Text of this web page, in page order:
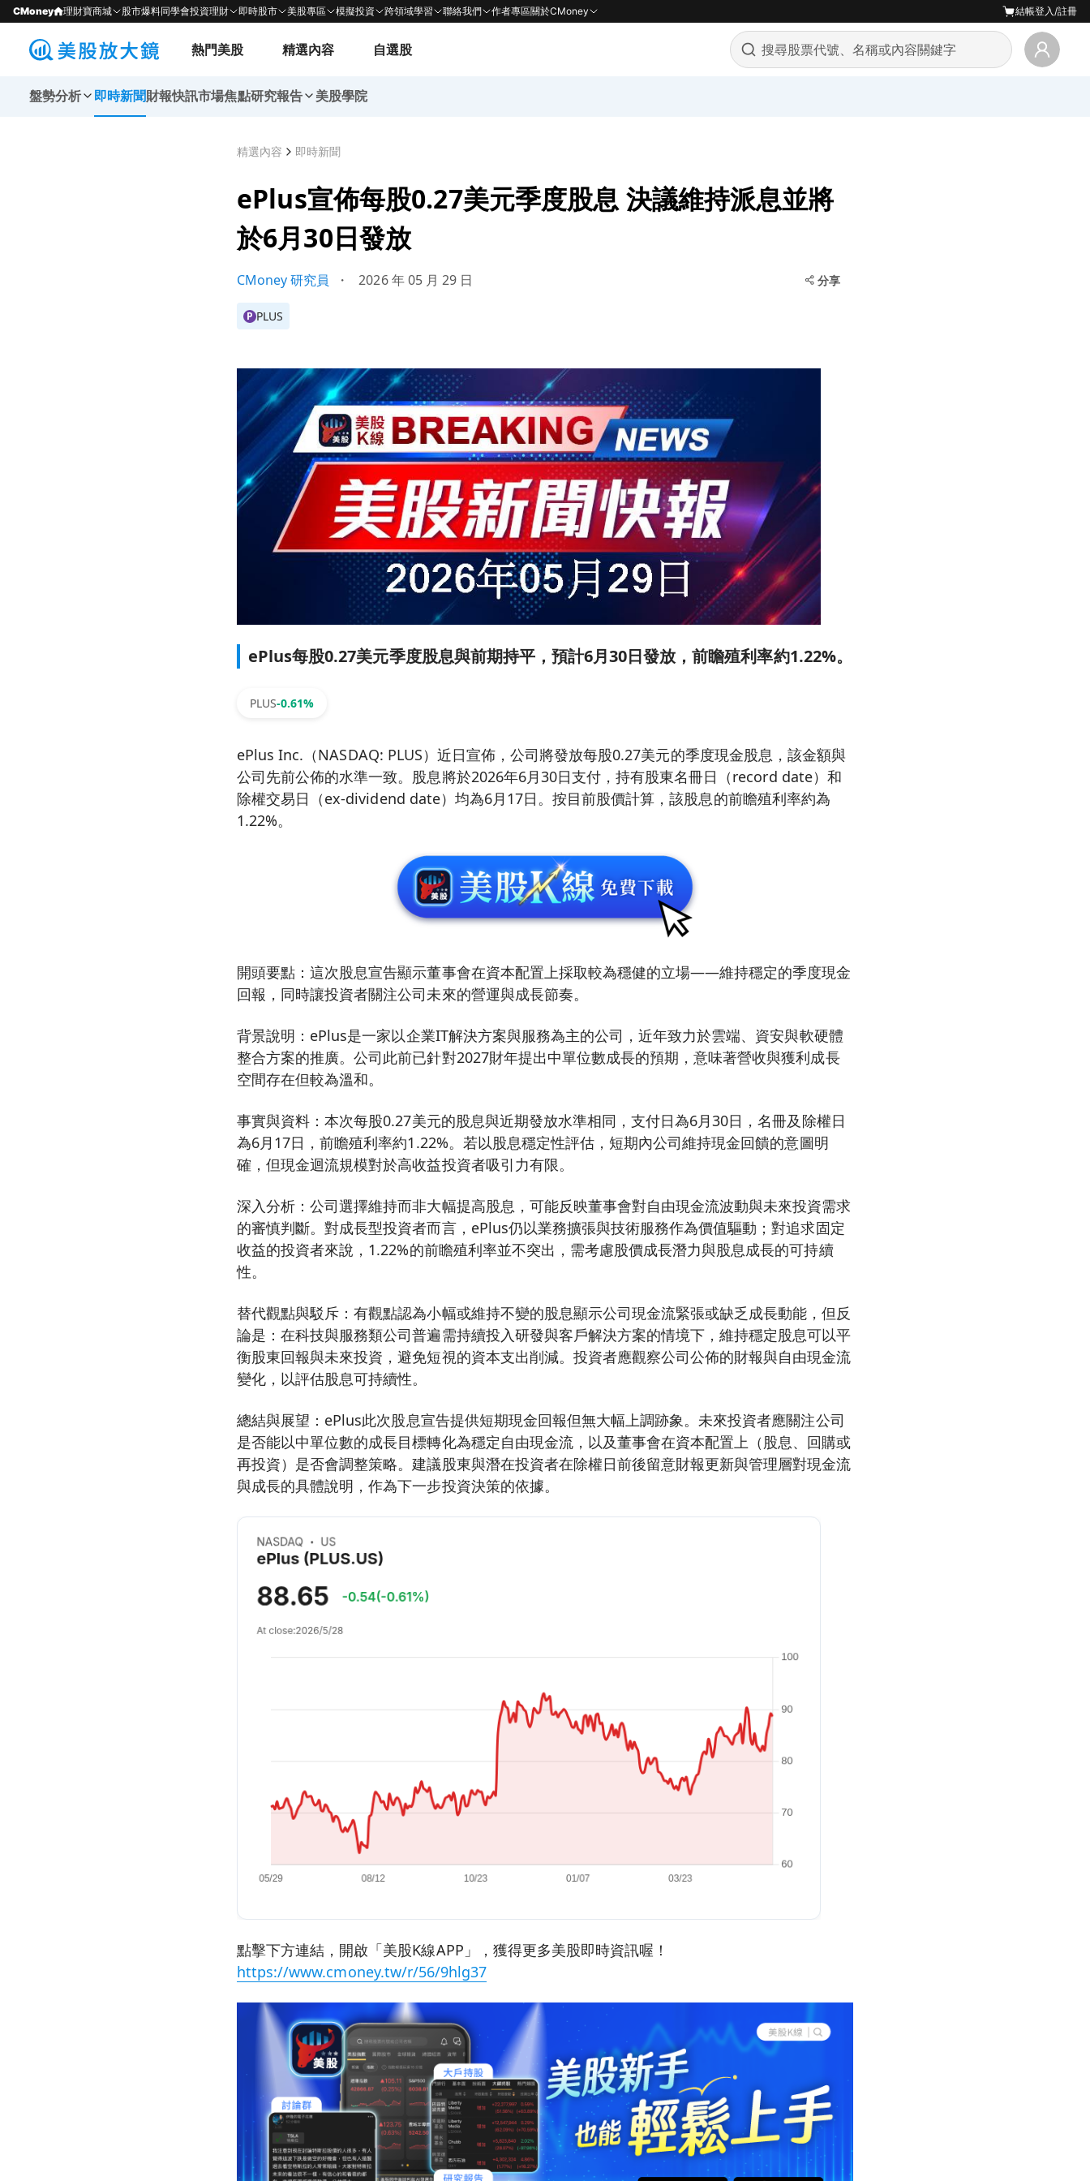
CMoney 理財寶商城 股市爆料同學會投資理財 即時股市 美股專區 模擬投資 跨領域學習 聯絡我們 作者專區關於CMoney 結帳登入/註冊
熱門美股 精選內容 自選股
盤勢分析 即時新聞財報快訊市場焦點研究報告 美股學院
精選內容 即時新聞
ePlus宣佈每股0.27美元季度股息 決議維持派息並將
於6月30日發放
CMoney 研究員 ・ 2026 年 05 月 29 日 分享
P PLUS
ePlus每股0.27美元季度股息與前期持平，預計6月30日發放，前瞻殖利率約1.22%。
PLUS-0.61%
ePlus Inc.（NASDAQ: PLUS）近日宣佈，公司將發放每股0.27美元的季度現金股息，該金額與
公司先前公佈的水準一致。股息將於2026年6月30日支付，持有股東名冊日（record date）和
除權交易日（ex-dividend date）均為6月17日。按目前股價計算，該股息的前瞻殖利率約為
1.22%。
開頭要點：這次股息宣告顯示董事會在資本配置上採取較為穩健的立場——維持穩定的季度現金
回報，同時讓投資者關注公司未來的營運與成長節奏。
背景說明：ePlus是一家以企業IT解決方案與服務為主的公司，近年致力於雲端、資安與軟硬體
整合方案的推廣。公司此前已針對2027財年提出中單位數成長的預期，意味著營收與獲利成長
空間存在但較為溫和。
事實與資料：本次每股0.27美元的股息與近期發放水準相同，支付日為6月30日，名冊及除權日
為6月17日，前瞻殖利率約1.22%。若以股息穩定性評估，短期內公司維持現金回饋的意圖明
確，但現金迴流規模對於高收益投資者吸引力有限。
深入分析：公司選擇維持而非大幅提高股息，可能反映董事會對自由現金流波動與未來投資需求
的審慎判斷。對成長型投資者而言，ePlus仍以業務擴張與技術服務作為價值驅動；對追求固定
收益的投資者來說，1.22%的前瞻殖利率並不突出，需考慮股價成長潛力與股息成長的可持續
性。
替代觀點與駁斥：有觀點認為小幅或維持不變的股息顯示公司現金流緊張或缺乏成長動能，但反
論是：在科技與服務類公司普遍需持續投入研發與客戶解決方案的情境下，維持穩定股息可以平
衡股東回報與未來投資，避免短視的資本支出削減。投資者應觀察公司公佈的財報與自由現金流
變化，以評估股息可持續性。
總結與展望：ePlus此次股息宣告提供短期現金回報但無大幅上調跡象。未來投資者應關注公司
是否能以中單位數的成長目標轉化為穩定自由現金流，以及董事會在資本配置上（股息、回購或
再投資）是否會調整策略。建議股東與潛在投資者在除權日前後留意財報更新與管理層對現金流
與成長的具體說明，作為下一步投資決策的依據。
點擊下方連結，開啟「美股K線APP」，獲得更多美股即時資訊喔！
https://www.cmoney.tw/r/56/9hlg37